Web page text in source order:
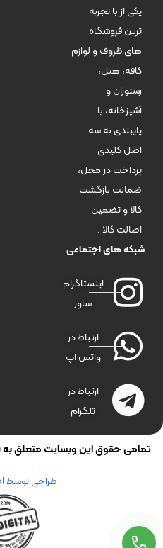
یکی از با تجربه
ترین فروشگاه
های ظروف و لوازم
کافه، هتل،
رستوران و
آشپزخانه، با
پایبندی به سه
اصل کلیدی
پرداخت در محل،
ضمانت بازگشت
کالا و تضمین
اصالت کالا .
شبکه های اجتماعی
اینستاگرام
ساور
ارتباط در
واتس اپ
ارتباط در
تلگرام
تمامی حقوق این وبسایت متعلق به
طراحی توسط Iran Digital